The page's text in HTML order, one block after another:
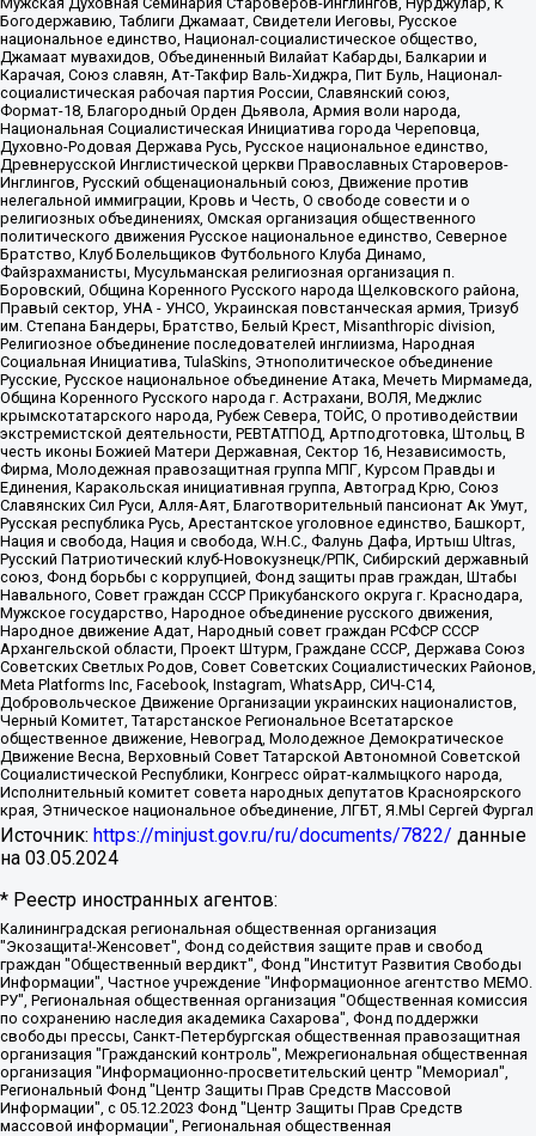
Богодержавию, Таблиги Джамаат, Свидетели Иеговы, Русское
национальное единство, Национал-социалистическое общество,
Джамаат мувахидов, Объединенный Вилайат Кабарды, Балкарии и
Карачая, Союз славян, Ат-Такфир Валь-Хиджра, Пит Буль, Национал-
социалистическая рабочая партия России, Славянский союз,
Формат-18, Благородный Орден Дьявола, Армия воли народа,
Национальная Социалистическая Инициатива города Череповца,
Духовно-Родовая Держава Русь, Русское национальное единство,
Древнерусской Инглистической церкви Православных Староверов-
Инглингов, Русский общенациональный союз, Движение против
нелегальной иммиграции, Кровь и Честь, О свободе совести и о
религиозных объединениях, Омская организация общественного
политического движения Русское национальное единство, Северное
Братство, Клуб Болельщиков Футбольного Клуба Динамо,
Файзрахманисты, Мусульманская религиозная организация п.
Боровский, Община Коренного Русского народа Щелковского района,
Правый сектор, УНА - УНСО, Украинская повстанческая армия, Тризуб
им. Степана Бандеры, Братство, Белый Крест, Misanthropic division,
Религиозное объединение последователей инглиизма, Народная
Социальная Инициатива, TulaSkins, Этнополитическое объединение
Русские, Русское национальное объединение Атака, Мечеть Мирмамеда,
Община Коренного Русского народа г. Астрахани, ВОЛЯ, Меджлис
крымскотатарского народа, Рубеж Севера, ТОЙС, О противодействии
экстремистской деятельности, РЕВТАТПОД, Артподготовка, Штольц, В
честь иконы Божией Матери Державная, Сектор 16, Независимость,
Фирма, Молодежная правозащитная группа МПГ, Курсом Правды и
Единения, Каракольская инициативная группа, Автоград Крю, Союз
Славянских Сил Руси, Алля-Аят, Благотворительный пансионат Ак Умут,
Русская республика Русь, Арестантское уголовное единство, Башкорт,
Нация и свобода, Нация и свобода, W.H.С., Фалунь Дафа, Иртыш Ultras,
Русский Патриотический клуб-Новокузнецк/РПК, Сибирский державный
союз, Фонд борьбы с коррупцией, Фонд защиты прав граждан, Штабы
Навального, Совет граждан СССР Прикубанского округа г. Краснодара,
Мужское государство, Народное объединение русского движения,
Народное движение Адат, Народный совет граждан РСФСР СССР
Архангельской области, Проект Штурм, Граждане СССР, Держава Союз
Советских Светлых Родов, Совет Советских Социалистических Районов,
Meta Platforms Inc, Facebook, Instagram, WhatsApp, СИЧ-С14,
Добровольческое Движение Организации украинских националистов,
Черный Комитет, Татарстанское Региональное Всетатарское
общественное движение, Невоград, Молодежное Демократическое
Движение Весна, Верховный Совет Татарской Автономной Советской
Социалистической Республики, Конгресс ойрат-калмыцкого народа,
Исполнительный комитет совета народных депутатов Красноярского
края, Этническое национальное объединение, ЛГБТ, Я.МЫ Сергей Фургал
Источник: https://minjust.gov.ru/ru/documents/7822/ данные
на 03.05.2024
* Реестр иностранных агентов:
Калининградская региональная общественная организация "Экозащита!-Женсовет", Фонд содействия защите прав и свобод граждан "Общественный вердикт", Фонд "Институт Развития Свободы Информации", Частное учреждение "Информационное агентство МЕМО. РУ", Региональная общественная организация "Общественная комиссия по сохранению наследия академика Сахарова", Фонд поддержки свободы прессы, Санкт-Петербургская общественная правозащитная организация "Гражданский контроль", Межрегиональная общественная организация "Информационно-просветительский центр "Мемориал", Региональный Фонд "Центр Защиты Прав Средств Массовой Информации", с 05.12.2023 Фонд "Центр Защиты Прав Средств массовой информации", Региональная общественная благотворительная организация помощи беженцам и мигрантам "Гражданское содействие", Негосударственное образовательное учреждение дополнительного профессионального образования (повышение квалификации) специалистов "АКАДЕМИЯ ПО ПРАВАМ ЧЕЛОВЕКА", Свердловская региональная общественная организация "Сутяжник", Автономная некоммерческая организация "Центр независимых социологических исследований", Союз общественных объединений "Российский исследовательский центр по правам человека", Региональное общественное учреждение научно-информационный центр "МЕМОРИАЛ", Некоммерческая организация "Фонд защиты гласности", Автономная некоммерческая организация "Институт прав человека", Городская общественная организация "Екатеринбургское общество "МЕМОРИАЛ", Городская общественная организация "Рязанское историко-просветительское и правозащитное общество "Мемориал" (Рязанский Мемориал), Челябинский региональный орган общественной самодеятельности – женское общественное объединение "Женщины Евразии", Челябинский региональный орган общественной самодеятельности "Уральская правозащитная группа", Фонд содействия защите здоровья и социальной справедливости имени Андрея Рылькова, Автономная Некоммерческая Организация "Аналитический Центр Юрия Левады", Автономная некоммерческая организация социальной поддержки населения "Проект Апрель", Региональная общественная организация помощи женщинам и детям, находящимся в кризисной ситуации "Информационно-методический центр "Анна", Фонд содействия развитию массовых коммуникаций и правовому просвещению "Так-так-Так", Фонд содействия устойчивому развитию "Серебряная тайга", Свердловский региональный общественный фонд социальных проектов "Новое время", "Idel.Реалии", Кавказ.Реалии, Крым.Реалии, Телеканал Настоящее Время, Татаро-башкирская служба Радио Свобода (Azatliq Radiosi), Радио Свободная Европа/Радио Свобода (PCE/PC), "Сибирь.Реалии", "Фактограф", Благотворительный фонд помощи осужденным и их семьям, Автономная некоммерческая организация "Институт глобализации и социальных движений", Фонд "В защиту прав заключенных", Частное учреждение "Центр поддержки и содействия развитию средств массовой информации", Пензенский региональный общественный благотворительный фонд "Гражданский союз", "Север.Реалии", Некоммерческая организация Фонд "Правовая инициатива", Общество с ограниченной ответственностью "Радио Свободная Европа/Радио Свобода", Чешское информационное агентство "MEDIUM-ORIENT", Красноярская региональная общественная организация "Мы против СПИДа", Камалягин Денис Николаевич, Маркелов Сергей Евгеньевич, Пономарев Лев Александрович, Савицкая Людмила Алексеевна, Автономная некоммерческая организация "Центр по работе с проблемой насилия "НАСИЛИЮ.НЕТ", Межрегиональный профессиональный союз работников здравоохранения "Альянс врачей", Юридическое лицо, зарегистрированное в Латвийской Республике, SIA "Medusa Project" (регистрационный номер 40103797863, дата регистрации 10.06.2014), Некоммерческая организация "Фонд по борьбе с коррупцией", Автономная некоммерческая организация "Институт права и публичной политики", Баданин Роман Сергеевич, Гликин Максим Александрович, Железнова Мария Михайловна, Лукьянова Юлия Сергеевна, Маетная Елизавета Витальевна, Маняхин Петр Борисович, Чуракова Ольга Владимировна, Ярош Юлия Петровна, Юридическое лицо "The Insider SIA", зарегистрированное в Риге, Латвийская Республика (дата регистрации 26.06.2015), являющееся администратором доменного имени интернет-издания "The Insider SIA", https://theins.ru, Постернак Алексей Евгеньевич, Рубин Михаил Аркадьевич, Анин Роман Александрович, Юридическое лицо Istories fonds, зарегистрированное в Латвийской Республике (регистрационный номер 50008295751, дата регистрации 24.02.2020), Великовский Дмитрий Александрович, Долинина Ирина Николаевна, Мароховская Алеся Алексеевна, Шлейнов Роман Юрьевич, Шмагун Олеся Валентиновна, Общество с ограниченной ответственностью "Альтаир 2021", Общество с ограниченной ответственностью "Вега 2021", Общество с ограниченной ответственностью "Главный редактор 2021", Общество с ограниченной ответственностью "Ромашки монолит", Важенков Артем Валерьевич, Ивановская областная общественная организация "Центр гендерных исследований", Гурман Юрий Альбертович, Медиапроект "ОВД-Инфо", Егоров Владимир Владимирович, Жилинский Владимир Александрович, Общество с ограниченной ответственностью "ЗП", Иванова София Юрьевна, Карезина Инна Павловна, Кильтау Екатерина Викторовна, Петров Алексей Викторович, Пискунов Сергей Евгеньевич, Смирнов Сергей Сергеевич, Тихонов Михаил Сергеевич, Общество с ограниченной ответственностью "ЖУРНАЛИСТ-ИНОСТРАННЫЙ АГЕНТ", Арапова Галина Юрьевна, Вольтская Татьяна Анатольевна, Американская компания "Mason G.E.S. Anonymous Foundation" (США), являющаяся владельцем интернет-издания https://mnews.world/, Компания "Stichting Bellingcat", зарегистрированная в Нидерландах (дата регистрации 11.07.2018), Захаров Андрей Вячеславович, Клепиковская Екатерина Дмитриевна, Общество с ограниченной ответственностью "МЕМО", Перл Роман Александрович, Симонов Евгений Алексеевич, Соловьева Елена Анатольевна, Сотников Даниил Владимирович, Сурначева Елизавета Дмитриевна, Автономная некоммерческая организация по защите прав человека и информированию населения "Якутия – Наше Мнение", Общество с ограниченной ответственностью "Москоу диджитал медиа", с 26.01.2023 Общество с ограниченной ответственностью "Чайка Белые сады", Ветошкина Валерия Валерьевна, Заговора Максим Александрович, Межрегиональное общественное движение "Российская ЛГБТ - сеть", Оленичев Максим Владимирович, Павлов Иван Юрьевич, Скворцова Елена Сергеевна, Общество с ограниченной ответственностью "Как бы инагент", Кочетков Игорь Викторович, Общество с ограниченной ответственностью "Честные выборы", Еланчик Олег Александрович, Общество с ограниченной ответственностью "Нобелевский призыв", Гималова Регина Эмилевна, Григорьев Андрей Валерьевич, Григорьева Алина Александровна, Ассоциация по содействию защите прав призывников, альтернативнослужащих и военнослужащих "Правозащитная группа "Гражданин.Армия.Право", Хисамова Регина Фаритовна, Автономная некоммерческая организация по реализации социально-правовых программ "Лилит", Дальневосточное общественное движение "Маяк", Санкт-Петербургская ЛГБТ-инициативная группа "Выход", Инициативная группа ЛГБТ+ "Реверс", Алексеев Андрей Викторович, Бекбулатова Таисия Львовна, Беляев Иван Михайлович, Владыкина Елена Сергеевна, Гельман Марат Александрович, Никульшина Вероника Юрьевна, Толоконникова Надежда Андреевна, Шендерович Виктор Анатольевич, Общество с ограниченной ответственностью "Данное сообщение", Общество с ограниченной ответственностью Издательский дом "Новая глава", Айнбиндер Александра Александровна, Московский комьюнити-центр для ЛГБТ+инициатив, Благотворительный фонд развития филантропии, Deutsche Welle (Германия, Kurt-Schumacher-Strasse 3, 53113 Bonn), Борзунова Мария Михайловна, Воробьев Виктор Викторович, Голубева Анна Львовна, Константинова Алла Михайловна, Малкова Ирина Владимировна, Мурадов Мурад Абдулгалимович, Осетинская Елизавета Николаевна, Понасенков Евгений Николаевич, Ганапольский Матвей Юрьевич, Киселев Евгений Алексеевич, Борухович Ирина Григорьевна, Дремин Иван Тимофеевич, Дубровский Дмитрий Викторович, Красноярская региональная общественная организация поддержки и развития альтернативных образовательных технологий и межкультурных коммуникаций "ИНТЕРРА", Маяковская Екатерина Алексеевна, Фейгин Марк Захарович, Филимонов Андрей Викторович, Дзугкоева Регина Николаевна, Доброхотов Роман Александрович, Дудь Юрий Александрович, Елкин Сергей Владимирович, Кругликов Кирилл Игоревич, Сабунаева Мария Леонидовна, Семенов Алексей Владимирович, Шаинян Карен Багратович, Шульман Екатерина Михайловна, Асафьев Артур Валерьевич, Вахштайн Виктор Семенович, Венедиктов Алексей Алексеевич, Лушникова Екатерина Евгеньевна, Волков Леонид Михайлович, Невзоров Александр Глебович, Пархоменко Сергей Борисович, Сироткин Ярослав Николаевич, Кара-Мурза Владимир Владимирович, Баранова Наталья Владимировна, Гозман Леонид Яковлевич, Кагарлицкий Борис Юльевич, Климарев Михаил Валерьевич, Милов Владимир Станиславович, Автономная некоммерческая организация Краснодарский центр современного искусства "Типография", Моргенштерн Алишер Тагирович, Соболь Любовь Эдуардовна, Общество с ограниченной ответственностью "ЛИЗА НОРМ", Каспаров Гарри Кимович, Ходорковский Михаил Борисович, Общество с ограниченной ответственностью "Апрельские тезисы", Данилович Ирина Брониславовна, Кашин Олег Владимирович, Петров Николай Владимирович, Пивоваров Алексей Владимирович, Соколов Михаил Владимирович, Цветкова Юлия Владимировна, Чичваркин Евгений Александрович, Комитет против пыток/Команда против пыток, Общество с ограниченной ответственностью "Первый научный", Общество с ограниченной ответственностью "Вертолет и ко", Белоцерковская Вероника Борисовна, Кац Максим Евгеньевич, Лазарева Татьяна Юрьевна, Шаведдинов Руслан Табризович, Яшин Илья Валерьевич, Общество с ограниченной ответственностью "Иноагент ААВ", Алешковский Дмитрий Петрович, Альбац Евгения Марковна, Быков Дмитрий Львович, Галямина Юлия Евгеньевна, Лойко Сергей Леонидович, Мартынов Кирилл Константинович, Медведев Сергей Александрович, Крашенинников Федор Геннадиевич, Гордеева Катерина Вл